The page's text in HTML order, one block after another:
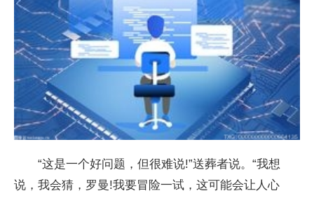
“这是一个好问题，但很难说!”送葬者说。“我想
说，我会猜，罗曼!我要冒险一试，这可能会让人心